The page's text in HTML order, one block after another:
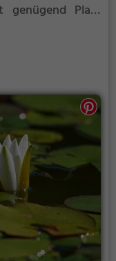
genügend Platz
ein beliebtes
Freunde oder